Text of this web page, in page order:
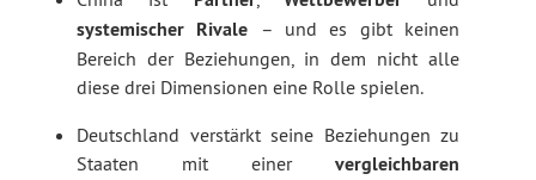
systemischer Rivale
– und es gibt keinen
Bereich der Beziehungen, in dem nicht alle
diese drei Dimensionen eine Rolle spielen.
Deutschland verstärkt seine Beziehungen zu
Staaten mit einer vergleichbaren